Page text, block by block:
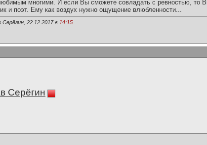
многими. И если Вы сможете совладать с ревностью, то
и поэт. Ему как воздух нужно ощущение влюбленности...
Серёгин, 22.12.2017 в 14:15
Серёгин